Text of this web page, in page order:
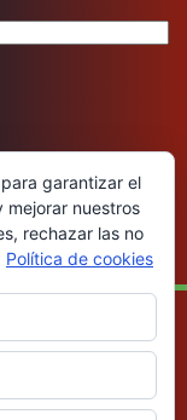
garantizar el
mejorar nuestros
rechazar las no
Política de cookies